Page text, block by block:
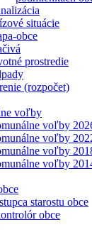
situácie
obce
prostredie
(rozpočet)
voľby
voľby
voľby
voľby
voľby
starostu obce
obce